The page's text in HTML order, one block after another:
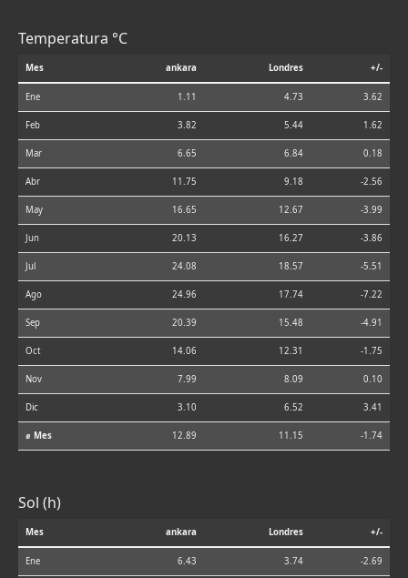
Temperatura °C
Mes ankara Londres +/-
Ene 1.11 4.73 3.62
Feb 3.82 5.44 1.62
Mar 6.65 6.84 0.18
Abr 11.75 9.18 -2.56
May 16.65 12.67 -3.99
Jun 20.13 16.27 -3.86
Jul 24.08 18.57 -5.51
Ago 24.96 17.74 -7.22
Sep 20.39 15.48 -4.91
Oct 14.06 12.31 -1.75
Nov 7.99 8.09 0.10
Dic 3.10 6.52 3.41
⌀ Mes 12.89 11.15 -1.74
Sol (h)
Mes ankara Londres +/-
Ene 6.43 3.74 -2.69